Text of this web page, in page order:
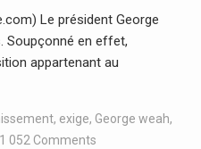
Le président George
Soupçonné en effet,
appartenant au
, exige, George weah,
1 052 Comments